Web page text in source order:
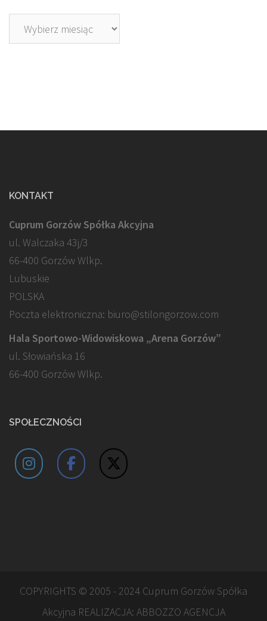
Archiwa
KONTAKT
Cuprum Gorzów Spółka Akcyjna
ul. Walczaka 43j/3
66-400 Gorzów Wlkp.
Lubuskie
POLSKA
Poczta elektroniczna: biuro@stilongorzow.com
Hala Sportowo-Widowiskowa „Arena Gorzów”
ul. Słowiańska 16
66-400 Gorzów Wlkp.
SPOŁECZNOŚCI
COPYRIGHTS © 2005 - 2024 Cuprum Gorzów Spółka
Akcyjna REALIZACJA: ABBOZZO AGENCJA